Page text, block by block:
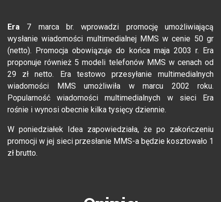
Era 7 marca br. wprowadzi promocję umożliwiającą
wysłanie wiadomości multimedialnej MMS w cenie 50 gr
(netto). Promocja obowiązuje do końca maja 2003 r. Era
proponuje również 5 modeli telefonów MMS w cenach od
29 zł netto. Era testowo przesyłanie multimedialnych
wiadomości MMS umożliwiła w marcu 2002 roku.
Popularność wiadomości multimedialnych w sieci Era
rośnie i wynosi obecnie kilka tysięcy dziennie.
W poniedziałek Idea zapowiedziała, że po zakończeniu
promocji w jej sieci przesłanie MMS-a będzie kosztowało 1
zł brutto.